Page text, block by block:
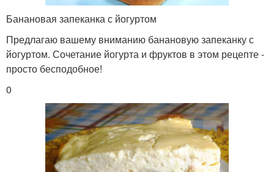
Банановая запеканка с йогуртом
Предлагаю вашему вниманию банановую запеканку с
йогуртом. Сочетание йогурта и фруктов в этом рецепте -
просто бесподобное!
0